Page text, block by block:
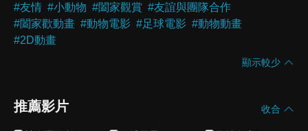
#友情 #小動物 #闔家觀賞 #友誼與團隊合作
#闔家歡動畫 #動物電影 #足球電影 #動物動畫
#2D動畫
顯示較少
推薦影片 收合